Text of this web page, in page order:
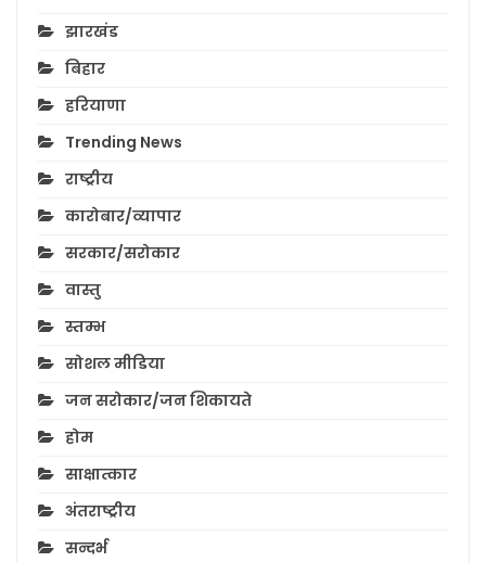
झारखंड
बिहार
हरियाणा
Trending News
राष्ट्रीय
कारोबार/व्यापार
सरकार/सरोकार
वास्तु
स्तम्भ
सोशल मीडिया
जन सरोकार/जन शिकायते
होम
साक्षात्कार
अंतराष्ट्रीय
सन्दर्भ